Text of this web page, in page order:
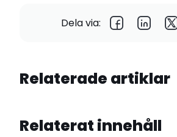
Dela via:
Relaterade artiklar
Relaterat innehåll